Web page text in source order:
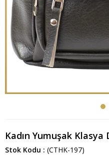
Kadın Yumuşak Klasya
Stok Kodu (CTHK-197)